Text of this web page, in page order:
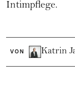
Intimpflege.
VON Katrin